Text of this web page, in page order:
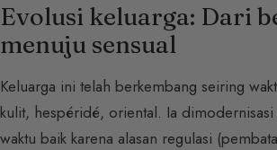
Evolusi keluarga: Dari
menuju sensual
Keluarga ini telah berkembang seiring
kulit, hespéridé, oriental. Ia dimodernisasi
waktu baik karena alasan regulasi